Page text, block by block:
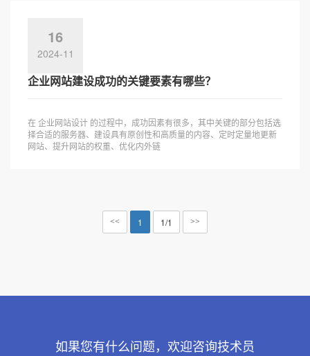
16
2024-11
企业网站建设成功的关键要素有哪些？
在 企业网站设计 的过程中，成功因素有很多，其中关键的部分包括选
择合适的服务器、建设具有原创性和高质量的内容、定时定量地更新
网站、提升网站的权重、优化内外链
<< 1 1/1 >>
如果您有什么问题，欢迎咨询技术员